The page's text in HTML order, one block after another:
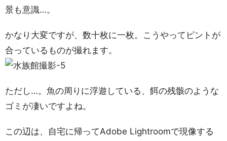
景も意識…。
かなり大変ですが、数十枚に一枚。こうやってピントが
合っているものが撮れます。
ただし…。魚の周りに浮遊している、餌の残骸のような
ゴミが凄いですよね。
この辺は、自宅に帰ってAdobe Lightroomで現像する